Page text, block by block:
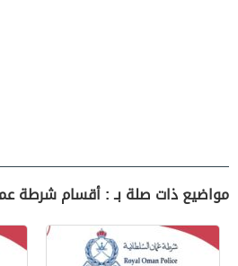
مواضيع ذات صلة بـ : أقسام شرطة